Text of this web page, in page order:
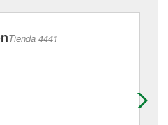
Tienda 4441